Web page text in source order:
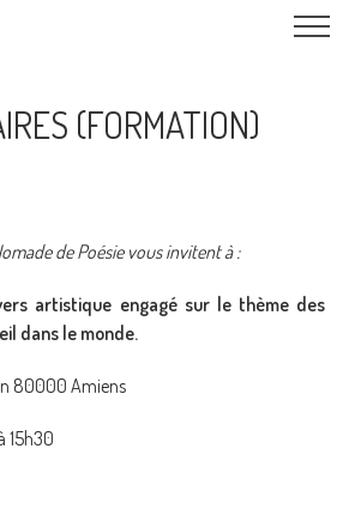
(FORMATION)
de Poésie vous invitent à :
artistique engagé sur le thème des
dans le monde.
80000 Amiens
15h30